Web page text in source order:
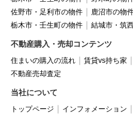
佐野市・足利市の物件
鹿沼市の物
栃木市・壬生町の物件
結城市・筑
不動産購入・売却コンテンツ
住まいの購入の流れ 賃貸vs持ち家
不動産売却査定
当社について
トップページ インフォメーション